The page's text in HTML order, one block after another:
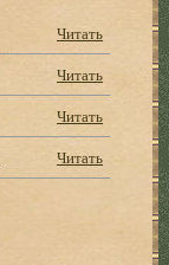
Читать
Читать
Читать
Читать